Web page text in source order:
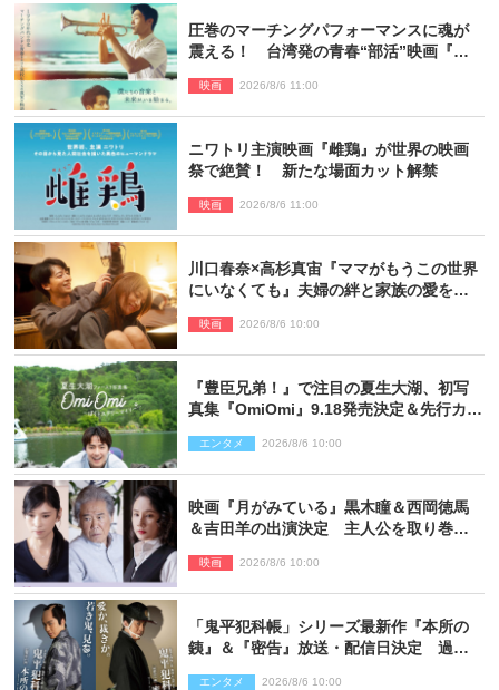
圧巻のマーチングパフォーマンスに魂が
震える！ 台湾発の青春“部活”映画『進
映画 2026/8/6 11:00
ニワトリ主演映画『雌鶏』が世界の映画
祭で絶賛！ 新たな場面カット解禁
映画 2026/8/6 11:00
川口春奈×高杉真宙『ママがもうこの世界
にいなくても』夫婦の絆と家族の愛を映
映画 2026/8/6 10:00
『豊臣兄弟！』で注目の夏生大湖、初写
真集『OmiOmi』9.18発売決定＆先行カッ
エンタメ 2026/8/6 10:00
映画『月がみている』黒木瞳＆西岡徳馬
＆吉田羊の出演決定 主人公を取り巻く
映画 2026/8/6 10:00
「鬼平犯科帳」シリーズ最新作『本所の
銕』＆『密告』放送・配信日決定 過去
エンタメ 2026/8/6 10:00